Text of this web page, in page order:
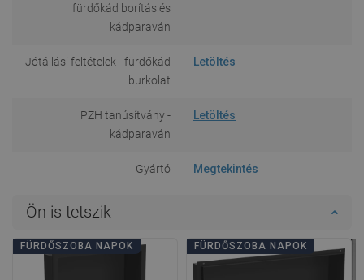
fürdőkád borítás és
kádparaván
Jótállási feltételek - fürdőkád
burkolat
Letöltés
PZH tanúsítvány -
kádparaván
Letöltés
Gyártó Megtekintés
Ön is tetszik
FÜRDŐSZOBA NAPOK FÜRDŐSZOBA NAPOK